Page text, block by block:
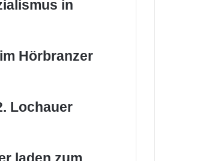
in
Hörbranzer
Lochauer